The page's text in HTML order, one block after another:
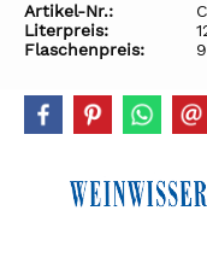
Artikel-Nr.:
Literpreis:
Flaschenpreis: